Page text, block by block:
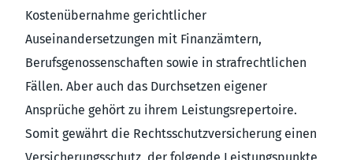
Kostenübernahme gerichtlicher
Auseinandersetzungen mit Finanzämtern,
Berufsgenossenschaften sowie in strafrechtlichen
Fällen. Aber auch das Durchsetzen eigener
Ansprüche gehört zu ihrem Leistungsrepertoire.
Somit gewährt die Rechtsschutzversicherung einen